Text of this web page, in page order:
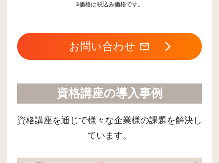
※価格は税込み価格です。
お問い合わせ
資格講座の導入事例
資格講座を通じで様々な企業様の課題を解決し
ています。